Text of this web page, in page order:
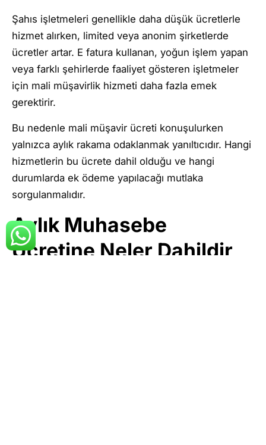
Şahıs işletmeleri genellikle daha düşük ücretlerle
hizmet alırken, limited veya anonim şirketlerde
ücretler artar. E fatura kullanan, yoğun işlem yapan
veya farklı şehirlerde faaliyet gösteren işletmeler
için mali müşavirlik hizmeti daha fazla emek
gerektirir.
Bu nedenle mali müşavir ücreti konuşulurken
yalnızca aylık rakama odaklanmak yanıltıcıdır. Hangi
hizmetlerin bu ücrete dahil olduğu ve hangi
durumlarda ek ödeme yapılacağı mutlaka
sorgulanmalıdır.
Aylık Muhasebe
Ücretine Neler Dahildir,